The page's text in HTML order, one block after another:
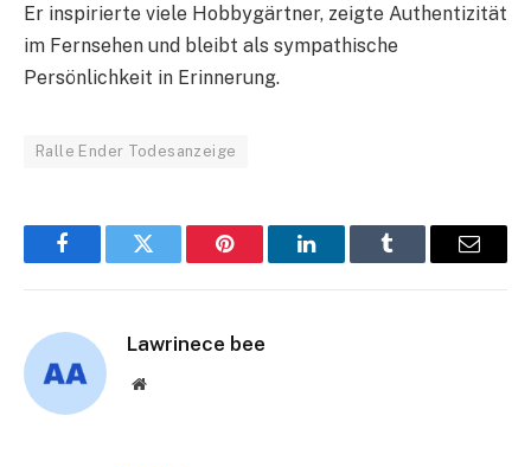
Er inspirierte viele Hobbygärtner, zeigte Authentizität
im Fernsehen und bleibt als sympathische
Persönlichkeit in Erinnerung.
Ralle Ender Todesanzeige
FacebookTwitter Pinterest LinkedInTumblr Email
Lawrinece bee
Website